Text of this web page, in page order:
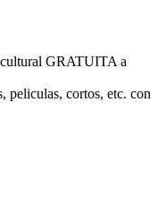
GRATUITA a
peliculas, cortos, etc. con